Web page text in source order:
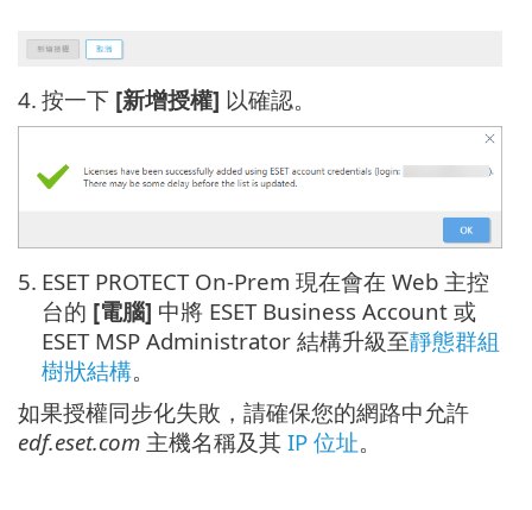
4. 按一下 [新增授權] 以確認。
5. ESET PROTECT On-Prem 現在會在 Web 主控
台的 [電腦] 中將 ESET Business Account 或
ESET MSP Administrator 結構升級至靜態群組
樹狀結構。
如果授權同步化失敗，請確保您的網路中允許
edf.eset.com 主機名稱及其 IP 位址。